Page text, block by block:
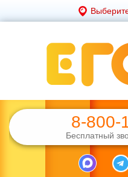
8-800-
Бесплатный